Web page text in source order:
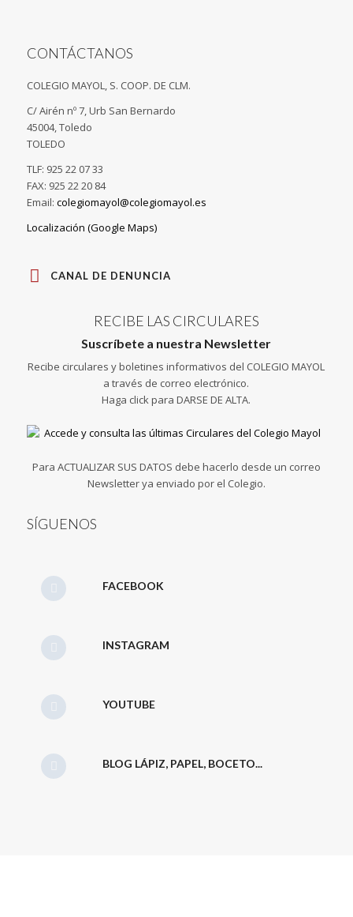
CONTÁCTANOS
COLEGIO MAYOL, S. COOP. DE CLM.
C/ Airén nº 7, Urb San Bernardo
45004, Toledo
TOLEDO
TLF: 925 22 07 33
FAX: 925 22 20 84
Email: colegiomayol@colegiomayol.es
Localización (Google Maps)
CANAL DE DENUNCIA
RECIBE LAS CIRCULARES
Suscríbete a nuestra Newsletter
Recibe circulares y boletines informativos del COLEGIO MAYOL
a través de correo electrónico.
Haga click para DARSE DE ALTA.
Para ACTUALIZAR SUS DATOS debe hacerlo desde un correo
Newsletter ya enviado por el Colegio.
SÍGUENOS
FACEBOOK
INSTAGRAM
YOUTUBE
BLOG LÁPIZ, PAPEL, BOCETO...